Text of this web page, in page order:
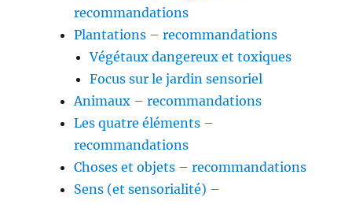
recommandations
Plantations – recommandations
Végétaux dangereux et toxiques
Focus sur le jardin sensoriel
Animaux – recommandations
Les quatre éléments –
recommandations
Choses et objets – recommandations
Sens (et sensorialité) –